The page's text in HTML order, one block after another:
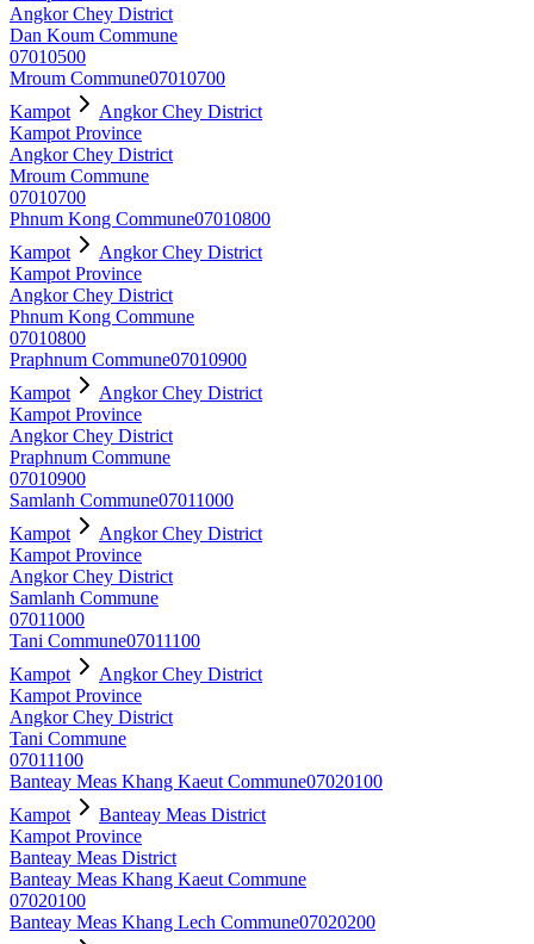
Angkor Chey District
Dan Koum Commune
07010500
Mroum Commune07010700
Kampot
Angkor Chey District
Kampot Province
Angkor Chey District
Mroum Commune
07010700
Phnum Kong Commune07010800
Kampot
Angkor Chey District
Kampot Province
Angkor Chey District
Phnum Kong Commune
07010800
Praphnum Commune07010900
Kampot
Angkor Chey District
Kampot Province
Angkor Chey District
Praphnum Commune
07010900
Samlanh Commune07011000
Kampot
Angkor Chey District
Kampot Province
Angkor Chey District
Samlanh Commune
07011000
Tani Commune07011100
Kampot
Angkor Chey District
Kampot Province
Angkor Chey District
Tani Commune
07011100
Banteay Meas Khang Kaeut Commune07020100
Kampot
Banteay Meas District
Kampot Province
Banteay Meas District
Banteay Meas Khang Kaeut Commune
07020100
Banteay Meas Khang Lech Commune07020200